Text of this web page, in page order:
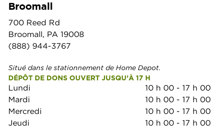
Broomall
700 Reed Rd
Broomall, PA 19008
(888) 944-3767
Situé dans le stationnement de Home Depot.
DÉPÔT DE DONS OUVERT JUSQU’À 17 H
Lundi 10 h 00 - 17 h 00
Mardi
10 h 00 - 17 h 00
Mercredi
10 h 00 - 17 h 00
Jeudi
10 h 00 - 17 h 00